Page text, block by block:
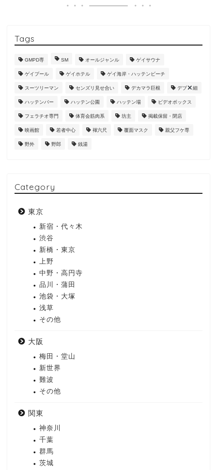
Tags
GMPD専 SM オールジャンル ゲイサウナ
ゲイプール ゲイホテル ゲイ海岸・ハッテンビーチ
スーツリーマン センズリ見せ合い デカマラ巨根 デブ 細
ハッテンバー ハッテン公園 ハッテン場 ビデオボックス
フェラチオ専門 体育会筋肉系 坊主 掲載保留・閉店
映画館 若者中心 褌六尺 覆面マスク 親父フケ専
野外 野郎 銭湯
Category
東京
新宿・代々木
渋谷
新橋・東京
上野
中野・高円寺
品川・蒲田
池袋・大塚
浅草
その他
大阪
梅田・堂山
新世界
難波
その他
関東
神奈川
千葉
群馬
茨城